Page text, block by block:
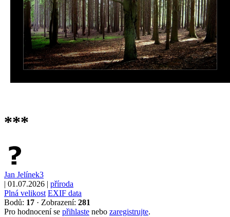
***
Jan Jelínek3
| 01.07.2026 | příroda
Plná velikost EXIF data
Bodů: 17 · Zobrazení: 281
Pro hodnocení se přihlaste nebo zaregistrujte.